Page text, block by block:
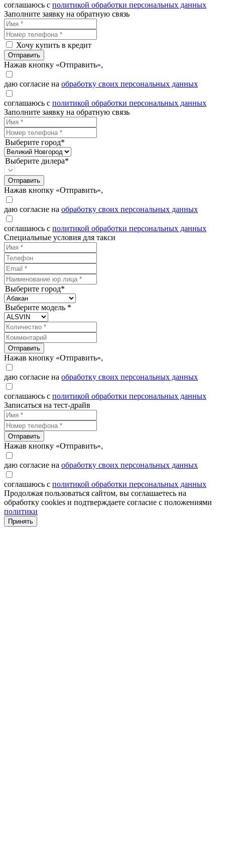
соглашаюсь с политикой обработки персональных данных
Заполните заявку на обратную связь
Хочу купить в кредит
Отправить
Нажав кнопку «Отправить»,
даю согласие на обработку своих персональных данных
соглашаюсь с политикой обработки персональных данных
Заполните заявку на обратную связь
Выберите город*
Выберите дилера*
Отправить
Нажав кнопку «Отправить»,
даю согласие на обработку своих персональных данных
соглашаюсь с политикой обработки персональных данных
Специальные условия для такси
Выберите город*
Выберите модель *
Отправить
Нажав кнопку «Отправить»,
даю согласие на обработку своих персональных данных
соглашаюсь с политикой обработки персональных данных
Записаться на тест-драйв
Отправить
Нажав кнопку «Отправить»,
даю согласие на обработку своих персональных данных
соглашаюсь с политикой обработки персональных данных
Продолжая пользоваться сайтом, вы соглашаетесь на
обработку cookies и подтверждаете согласие с положениями
политики
Принять